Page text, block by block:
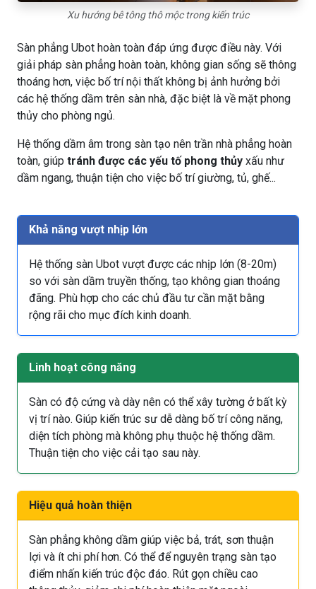
Xu hướng bê tông thô mộc trong kiến trúc
Sàn phẳng Ubot hoàn toàn đáp ứng được điều này. Với
giải pháp sàn phẳng hoàn toàn, không gian sống sẽ thông
thoáng hơn, việc bố trí nội thất không bị ảnh hưởng bởi
các hệ thống dầm trên sàn nhà, đặc biệt là về mặt phong
thủy cho phòng ngủ.
Hệ thống dầm âm trong sàn tạo nên trần nhà phẳng hoàn
toàn, giúp tránh được các yếu tố phong thủy xấu như
dầm ngang, thuận tiện cho việc bố trí giường, tủ, ghế...
Khả năng vượt nhịp lớn
Hệ thống sàn Ubot vượt được các nhịp lớn (8-20m)
so với sàn dầm truyền thống, tạo không gian thoáng
đãng. Phù hợp cho các chủ đầu tư cần mặt bằng
rộng rãi cho mục đích kinh doanh.
Linh hoạt công năng
Sàn có độ cứng và dày nên có thể xây tường ở bất kỳ
vị trí nào. Giúp kiến trúc sư dễ dàng bố trí công năng,
diện tích phòng mà không phụ thuộc hệ thống dầm.
Thuận tiện cho việc cải tạo sau này.
Hiệu quả hoàn thiện
Sàn phẳng không dầm giúp việc bả, trát, sơn thuận
lợi và ít chi phí hơn. Có thể để nguyên trạng sàn tạo
điểm nhấn kiến trúc độc đáo. Rút gọn chiều cao